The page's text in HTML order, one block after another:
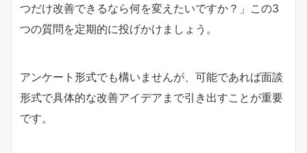
つだけ改善できるなら何を変えたいですか？」この3
つの質問を定期的に投げかけましょう。
アンケート形式でも構いませんが、可能であれば面談
形式で具体的な改善アイデアまで引き出すことが重要
です。